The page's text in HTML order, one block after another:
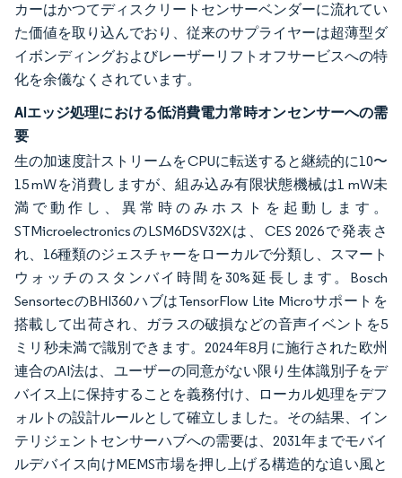
カーはかつてディスクリートセンサーベンダーに流れてい
た価値を取り込んでおり、従来のサプライヤーは超薄型ダ
イボンディングおよびレーザーリフトオフサービスへの特
化を余儀なくされています。
AIエッジ処理における低消費電力常時オンセンサーへの需
要
生の加速度計ストリームをCPUに転送すると継続的に10〜
15 mWを消費しますが、組み込み有限状態機械は1 mW未
満で動作し、異常時のみホストを起動します。
STMicroelectronicsのLSM6DSV32Xは、CES 2026で発表さ
れ、16種類のジェスチャーをローカルで分類し、スマート
ウォッチのスタンバイ時間を30%延長します。Bosch
SensortecのBHI360ハブはTensorFlow Lite Microサポートを
搭載して出荷され、ガラスの破損などの音声イベントを5
ミリ秒未満で識別できます。2024年8月に施行された欧州
連合のAI法は、ユーザーの同意がない限り生体識別子をデ
バイス上に保持することを義務付け、ローカル処理をデフ
ォルトの設計ルールとして確立しました。その結果、イン
テリジェントセンサーハブへの需要は、2031年までモバイ
ルデバイス向けMEMS市場を押し上げる構造的な追い風と